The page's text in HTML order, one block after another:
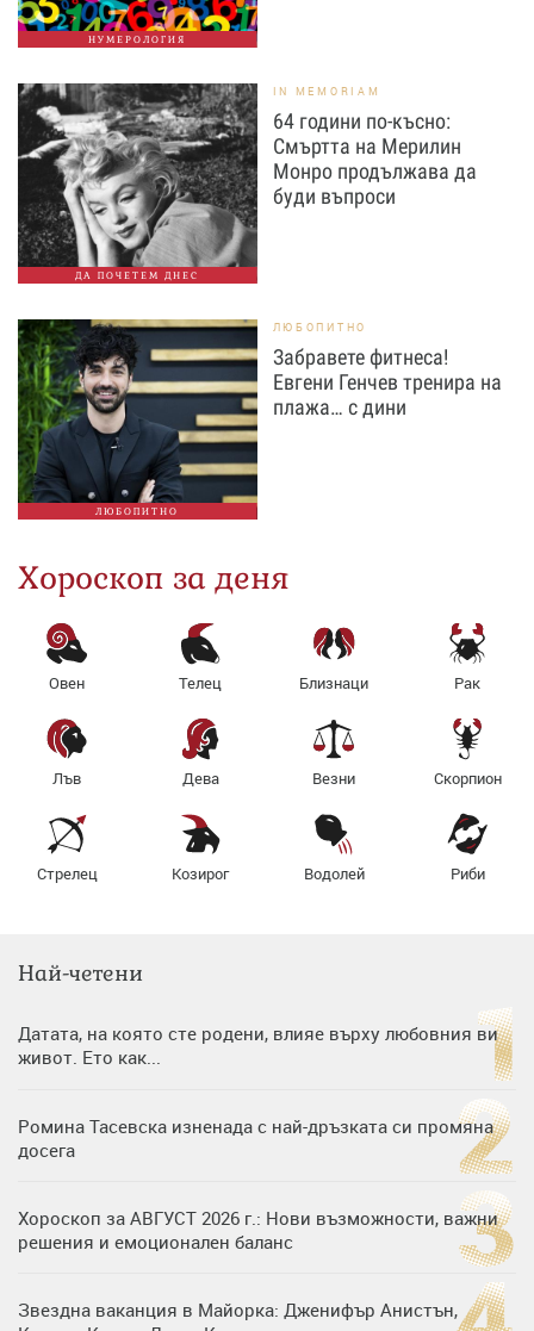
НУМЕРОЛОГИЯ
ДА ПОЧЕТЕМ ДНЕС
IN MEMORIAM
64 години по-късно:
Смъртта на Мерилин
Монро продължава да
буди въпроси
ЛЮБОПИТНО
ЛЮБОПИТНО
Забравете фитнеса!
Евгени Генчев тренира на
плажа… с дини
Хороскоп за деня
Овен Телец Близнаци Рак
Лъв Дева Везни Скорпион
Стрелец Козирог Водолей Риби
Най-четени
Датата, на която сте родени, влияе върху любовния ви
живот. Ето как...
Ромина Тасевска изненада с най-дръзката си промяна
досега
Хороскоп за АВГУСТ 2026 г.: Нови възможности, важни
решения и емоционален баланс
Звездна ваканция в Майорка: Дженифър Анистън,